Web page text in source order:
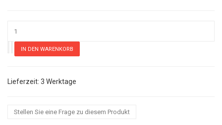
3 Werktage
Stellen Sie eine Frage zu diesem Produkt